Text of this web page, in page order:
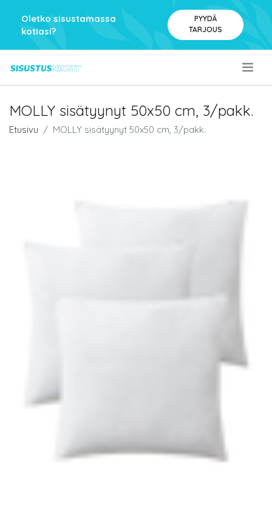
Oletko sisustamassa
kotiasi?
PYYDÄ
TARJOUS
MOLLY sisätyynyt 50x50 cm, 3/pakk.
Etusivu MOLLY sisätyynyt 50x50 cm, 3/pakk.